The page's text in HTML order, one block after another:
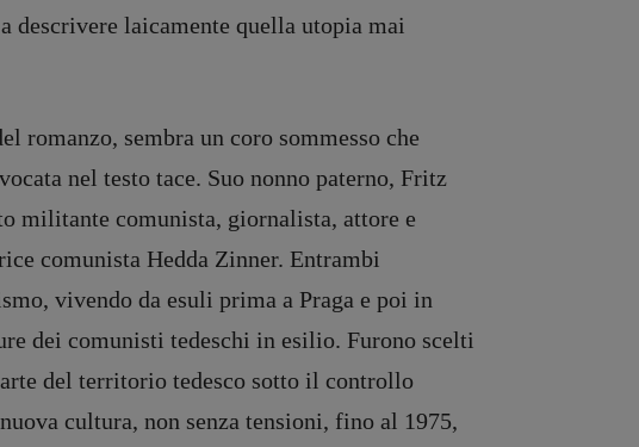
descrivere laicamente quella utopia mai
romanzo, sembra un coro sommesso che
nel testo tace. Suo nonno paterno, Fritz
militante comunista, giornalista, attore e
comunista Hedda Zinner. Entrambi
vivendo da esuli prima a Praga e poi in
dei comunisti tedeschi in esilio. Furono scelti
del territorio tedesco sotto il controllo
cultura, non senza tensioni, fino al 1975,